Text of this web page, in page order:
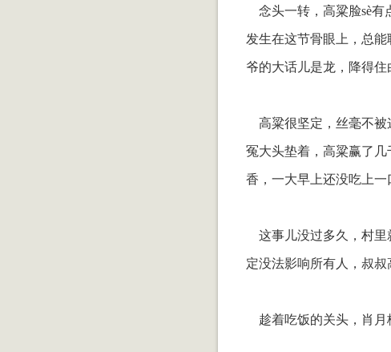
念头一转，高粱脸sè有
发生在这节骨眼上，总
爷的大话儿是龙，降得住
高粱很坚定，丝毫不被
冤大头垫着，高粱赢了
香，一大早上还没吃上一
这事儿没过多久，村里
定没法影响所有人，叔叔
趁着吃饭的关头，肖月